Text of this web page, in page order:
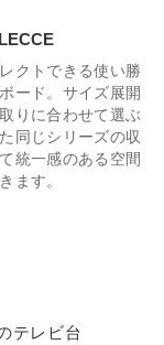
LECCE
クトできる使い勝
ード。サイズ展開
りに合わせて選ぶ
同じシリーズの収
統一感のある空間
ます。
テレビ台